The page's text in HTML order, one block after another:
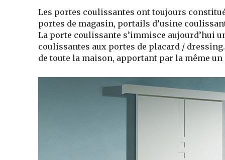
Les portes coulissantes ont toujours
portes de magasin, portails d’usine
La porte coulissante s’immisce aujourd’hui
coulissantes aux portes de placard / dressing.
de toute la maison, apportant par la même